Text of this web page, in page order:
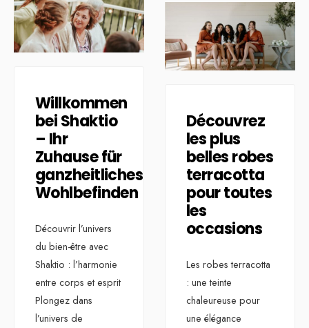
Willkommen
bei Shaktio
– Ihr
Zuhause für
ganzheitliches
Wohlbefinden
Découvrir l’univers
du bien-être avec
Shaktio : l’harmonie
entre corps et esprit
Plongez dans
l’univers de
Découvrez
les plus
belles robes
terracotta
pour toutes
les
occasions
Les robes terracotta
: une teinte
chaleureuse pour
une élégance